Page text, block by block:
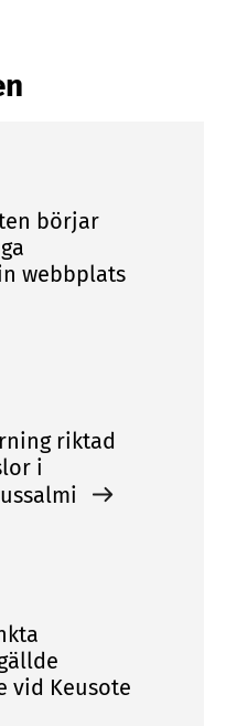
börjar
webbplats
riktad
i
vid Keusote